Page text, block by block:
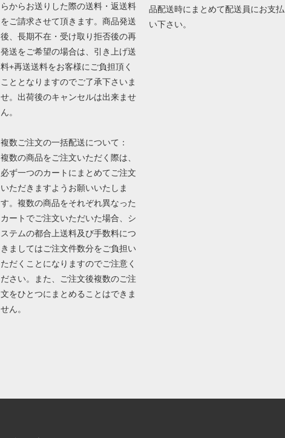
らからお送りした際の送料・返送料
をご請求させて頂きます。商品発送
後、長期不在・受け取り拒否後の再
発送をご希望の場合は、引き上げ送
料+再送送料をお客様にご負担頂く
こととなりますのでご了承下さいま
せ。出荷後のキャンセルは出来ませ
ん。
複数ご注文の一括配送について：
複数の商品をご注文いただく際は、
必ず一つのカートにまとめてご注文
いただきますようお願いいたしま
す。複数の商品をそれぞれ異なった
カートでご注文いただいた場合、シ
ステムの都合上送料及び手数料につ
きましてはご注文件数分をご負担い
ただくことになりますのでご注意く
ださい。また、ご注文後複数のご注
文をひとつにまとめることはできま
せん。
品配送時にまとめて配送員にお支払
い下さい。